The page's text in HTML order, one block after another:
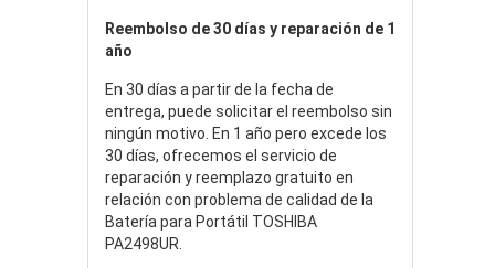
Reembolso de 30 días y reparación de 1
año
En 30 días a partir de la fecha de
entrega, puede solicitar el reembolso sin
ningún motivo. En 1 año pero excede los
30 días, ofrecemos el servicio de
reparación y reemplazo gratuito en
relación con problema de calidad de la
Batería para Portátil TOSHIBA
PA2498UR.